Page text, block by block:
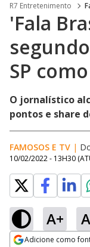
R7 Entretenimento
'Fala
SP
O jornalístico
pontos e share
FAMOSOS E TV |
10/02/2022 - 13H30
A+
Adicione como